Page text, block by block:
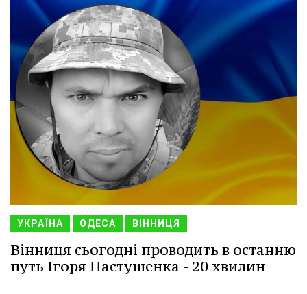
УКРАЇНА ОДЕСА ВІННИЦЯ
Вінниця сьогодні проводить в останню
путь Ігоря Пастушенка - 20 хвилин